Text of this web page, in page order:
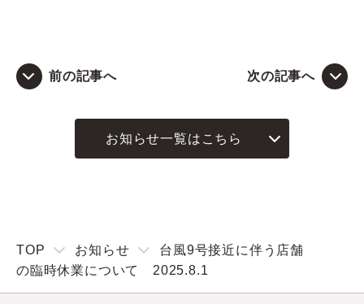
前の記事へ 次の記事へ
お知らせ一覧はこちら
TOP お知らせ
台風9号接近に伴う店舗
の臨時休業について 2025.8.1